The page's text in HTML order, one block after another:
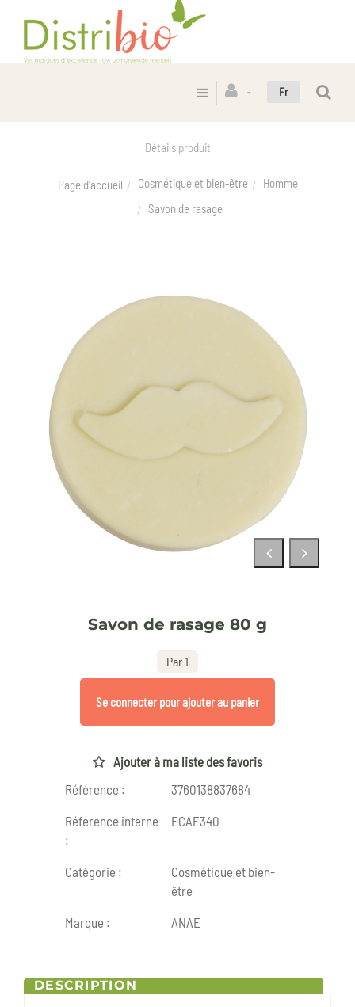
Fr
Détails produit
Page d'accueil Cosmétique et bien-être
Homme
Savon de rasage
Savon de rasage 80 g
Par 1
Se connecter pour ajouter au panier
Ajouter à ma liste des favoris
Référence :
3760138837684
Référence interne
:
ECAE340
Catégorie :
Cosmétique et bien-
être
Marque :
ANAE
DESCRIPTION